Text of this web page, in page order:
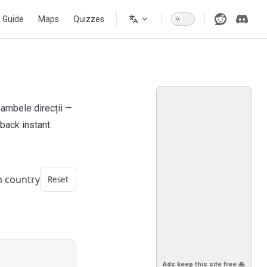
Guide Maps Quizzes
Ads keep this site free 🙏
direcții —
instant.
country Reset